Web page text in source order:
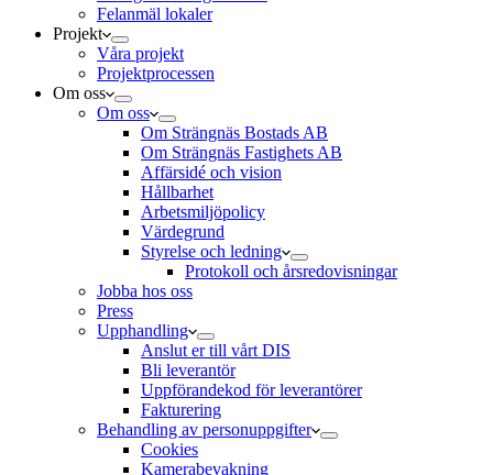
Felanmäl lokaler
Projekt
Våra projekt
Projektprocessen
Om oss
Om oss
Om Strängnäs Bostads AB
Om Strängnäs Fastighets AB
Affärsidé och vision
Hållbarhet
Arbetsmiljöpolicy
Värdegrund
Styrelse och ledning
Protokoll och årsredovisningar
Jobba hos oss
Press
Upphandling
Anslut er till vårt DIS
Bli leverantör
Uppförandekod för leverantörer
Fakturering
Behandling av personuppgifter
Cookies
Kamerabevakning